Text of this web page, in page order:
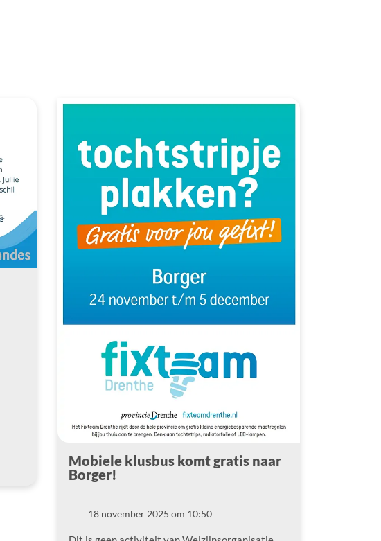
Mobiele klusbus komt gratis naar
Borger!
Datum
18 november 2025 om 10:50